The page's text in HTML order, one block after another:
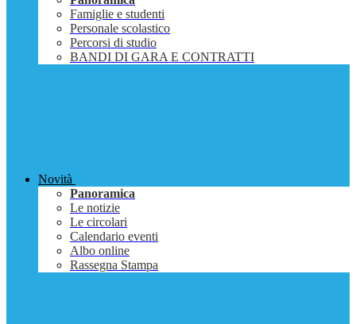
Famiglie e studenti
Personale scolastico
Percorsi di studio
BANDI DI GARA E CONTRATTI
Novità
Panoramica
Le notizie
Le circolari
Calendario eventi
Albo online
Rassegna Stampa